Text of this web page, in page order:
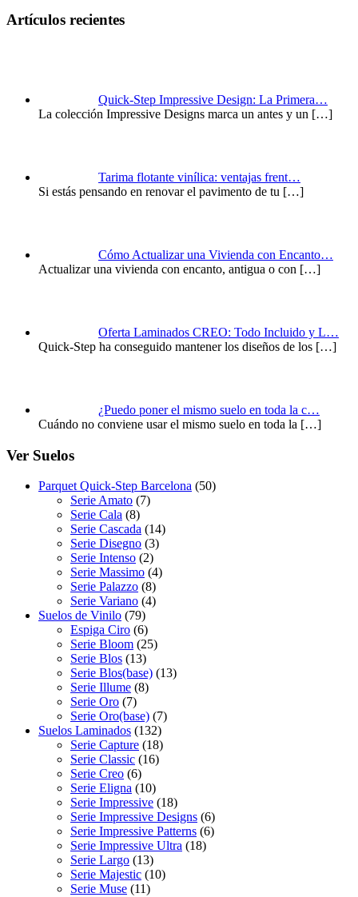
Artículos recientes
Quick-Step Impressive Design: La Primera…
La colección Impressive Designs marca un antes y un […]
Tarima flotante vinílica: ventajas frent…
Si estás pensando en renovar el pavimento de tu […]
Cómo Actualizar una Vivienda con Encanto…
Actualizar una vivienda con encanto, antigua o con […]
Oferta Laminados CREO: Todo Incluido y L…
Quick-Step ha conseguido mantener los diseños de los […]
¿Puedo poner el mismo suelo en toda la c…
Cuándo no conviene usar el mismo suelo en toda la […]
Ver Suelos
Parquet Quick-Step Barcelona (50)
Serie Amato (7)
Serie Cala (8)
Serie Cascada (14)
Serie Disegno (3)
Serie Intenso (2)
Serie Massimo (4)
Serie Palazzo (8)
Serie Variano (4)
Suelos de Vinilo (79)
Espiga Ciro (6)
Serie Bloom (25)
Serie Blos (13)
Serie Blos(base) (13)
Serie Illume (8)
Serie Oro (7)
Serie Oro(base) (7)
Suelos Laminados (132)
Serie Capture (18)
Serie Classic (16)
Serie Creo (6)
Serie Eligna (10)
Serie Impressive (18)
Serie Impressive Designs (6)
Serie Impressive Patterns (6)
Serie Impressive Ultra (18)
Serie Largo (13)
Serie Majestic (10)
Serie Muse (11)